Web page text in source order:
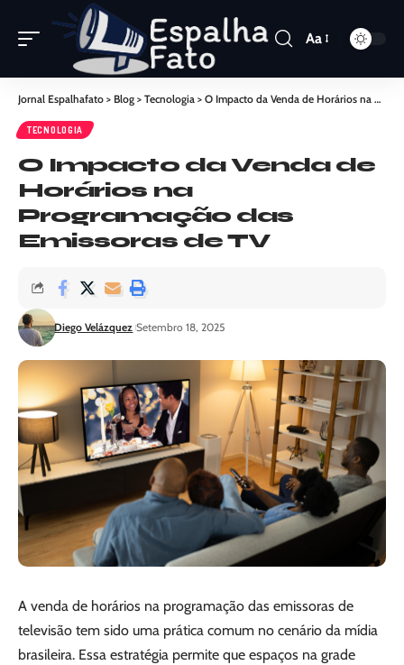
Aa
Jornal Espalhafato > Blog > Tecnologia > O Impacto da Venda de Horários na Programação das Emissoras de TV
TECNOLOGIA
O Impacto da Venda de
Horários na
Programação das
Emissoras de TV
Diego Velázquez Setembro 18, 2025
A venda de horários na programação das emissoras de
televisão tem sido uma prática comum no cenário da mídia
brasileira. Essa estratégia permite que espaços na grade